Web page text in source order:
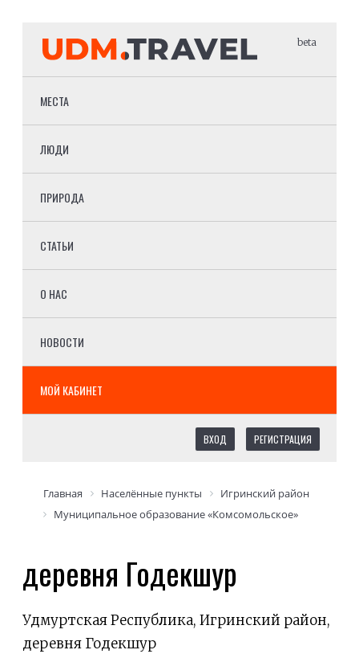
beta
МЕСТА
ЛЮДИ
ПРИРОДА
СТАТЬИ
О НАС
НОВОСТИ
МОЙ КАБИНЕТ
ВХОД РЕГИСТРАЦИЯ
Главная Населённые пункты
Игринский район
Муниципальное образование «Комсомольское»
деревня Годекшур
Удмуртская Республика, Игринский район,
деревня Годекшур